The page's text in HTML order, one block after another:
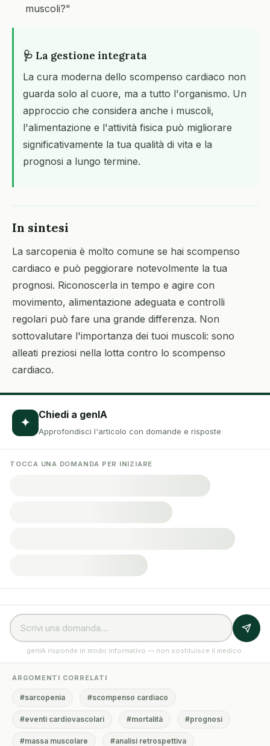
muscoli?"
🩺 La gestione integrata
La cura moderna dello scompenso cardiaco non
guarda solo al cuore, ma a tutto l'organismo. Un
approccio che considera anche i muscoli,
l'alimentazione e l'attività fisica può migliorare
significativamente la tua qualità di vita e la
prognosi a lungo termine.
In sintesi
La sarcopenia è molto comune se hai scompenso
cardiaco e può peggiorare notevolmente la tua
prognosi. Riconoscerla in tempo e agire con
movimento, alimentazione adeguata e controlli
regolari può fare una grande differenza. Non
sottovalutare l'importanza dei tuoi muscoli: sono
alleati preziosi nella lotta contro lo scompenso
cardiaco.
✦ Chiedi a genIA
Approfondisci l'articolo con domande e risposte
TOCCA UNA DOMANDA PER INIZIARE
genIA risponde in modo informativo — non sostituisce il medico.
ARGOMENTI CORRELATI
#sarcopenia #scompenso cardiaco
#eventi cardiovascolari #mortalità #prognosi
#massa muscolare #analisi retrospettiva